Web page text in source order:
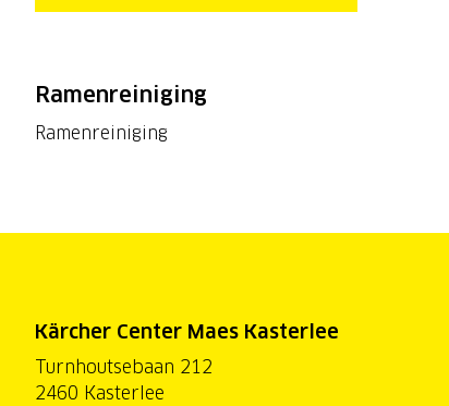
Ramenreiniging
Ramenreiniging
Kärcher Center Maes Kasterlee
Turnhoutsebaan 212
2460 Kasterlee